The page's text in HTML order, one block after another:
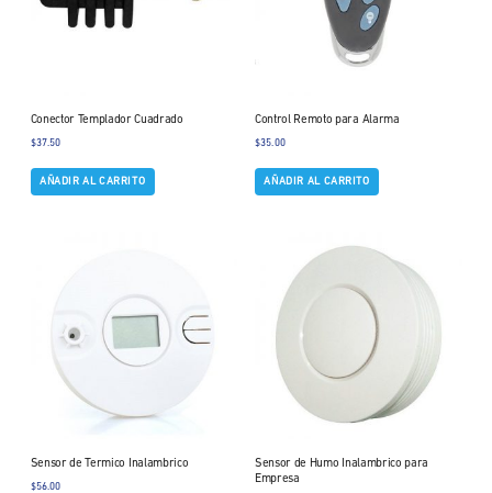
Conector Templador Cuadrado
$37.50
AÑADIR AL CARRITO
Control Remoto para Alarma
$35.00
AÑADIR AL CARRITO
Sensor de Termico Inalambrico
$56.00
Sensor de Humo Inalambrico para
Empresa